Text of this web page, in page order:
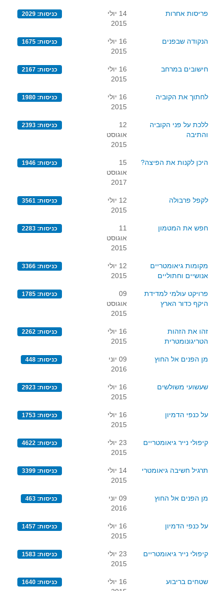
פריסות אחרות
14 יולי
2015
כניסות: 2029
הנקודה שבפנים
16 יולי
2015
כניסות: 1675
חישובים במרחב
16 יולי
2015
כניסות: 2167
לחתוך את הקוביה
16 יולי
2015
כניסות: 1980
ללכת על פני הקוביה
והתיבה
12
אוגוסט
2015
כניסות: 2393
היכן לקנות את הפיצה?
15
אוגוסט
2017
כניסות: 1946
לקפל פרבולה
12 יולי
2015
כניסות: 3561
חפש את המטמון
11
אוגוסט
2015
כניסות: 2283
מקומות גיאומטריים
אנושיים וחתוליים
12 יולי
2015
כניסות: 3366
פרויקט עולמי למדידת
היקף כדור הארץ
09
אוגוסט
2015
כניסות: 1785
זהו את הזהות
הטריגונומטרית
16 יולי
2015
כניסות: 2262
מן הפנים אל החוץ
09 יוני
2016
כניסות: 448
שעשועי משולשים
16 יולי
2015
כניסות: 2923
על כנפי הדמיון
16 יולי
2015
כניסות: 1753
קיפולי נייר גיאומטריים
23 יולי
2015
כניסות: 4622
תרגיל חשיבה גיאומטרי
14 יולי
2015
כניסות: 3399
מן הפנים אל החוץ
09 יוני
2016
כניסות: 463
על כנפי הדמיון
16 יולי
2015
כניסות: 1457
קיפולי נייר גיאומטריים
23 יולי
2015
כניסות: 1583
שטחים בריבוע
16 יולי
כניסות: 1640